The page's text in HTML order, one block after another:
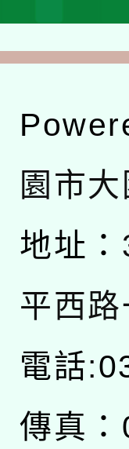
園市
地址：
平西
電話
傳真